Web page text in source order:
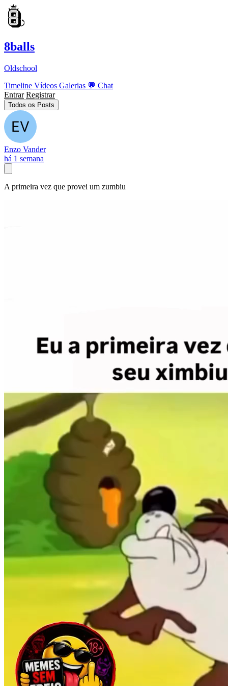
8balls
Oldschool
Timeline Vídeos Galerias 💬 Chat
Entrar Registrar
Todos os Posts
Enzo Vander
há 1 semana
A primeira vez que provei um zumbiu